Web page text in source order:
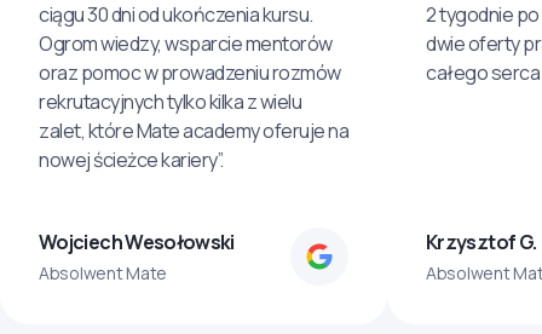
ciągu 30 dni od ukończenia kursu.
Ogrom wiedzy, wsparcie mentorów
oraz pomoc w prowadzeniu rozmów
rekrutacyjnych tylko kilka z wielu
zalet, które Mate academy oferuje na
nowej ścieżce kariery”.
Wojciech Wesołowski
Absolwent Mate
2 tygodnie
dwie oferty
całego serca
Krzysztof G.
Absolwent